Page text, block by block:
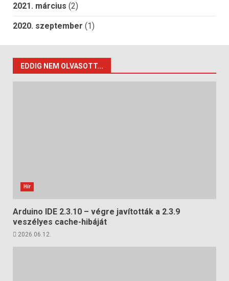
2021. március (2)
2020. szeptember (1)
EDDIG NEM OLVASOTT...
Hír
Arduino IDE 2.3.10 – végre javították a 2.3.9
veszélyes cache-hibáját
2026.06.12.